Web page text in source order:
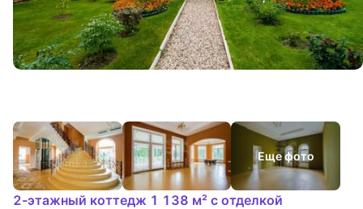
Еще фото
2-этажный коттедж 1 138 м² с отделкой